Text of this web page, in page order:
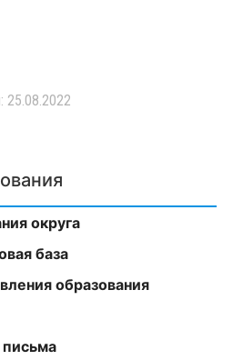
округа
база
образования
25.08.2022